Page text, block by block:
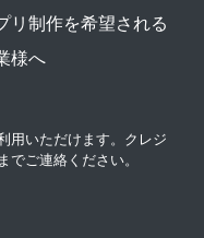
リ制作を希望される
様へ
用いただけます。クレジ
でご連絡ください。